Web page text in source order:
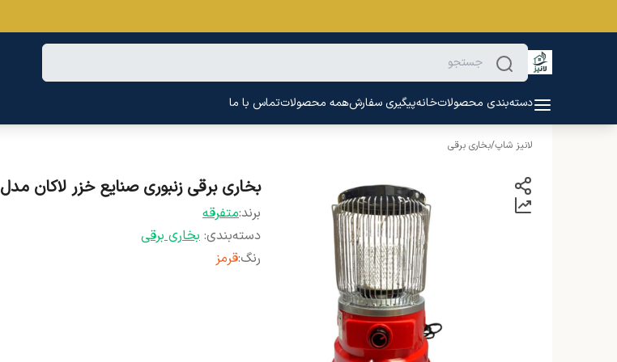
دسته‌بندی محصولاتخانهپیگیری سفارشهمه محصولاتتماس با ما
لانیز شاپ/بخاری برقی
بخاری برقی زنبوری صنایع خزر لاکان مدل REHA 2200
برند:متفرقه
دسته‌بندی: بخاری برقی
رنگ:قرمز